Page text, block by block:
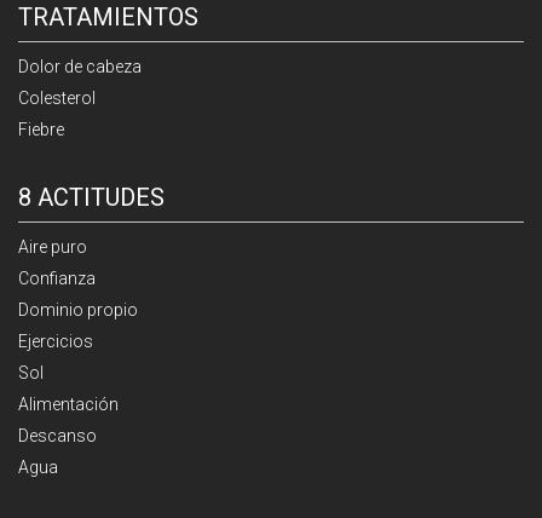
TRATAMIENTOS
Dolor de cabeza
Colesterol
Fiebre
8 ACTITUDES
Aire puro
Confianza
Dominio propio
Ejercicios
Sol
Alimentación
Descanso
Agua